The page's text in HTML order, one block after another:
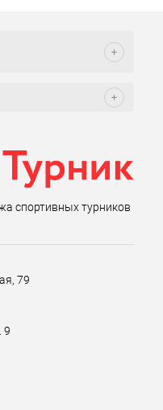
спортивных турников
79
9